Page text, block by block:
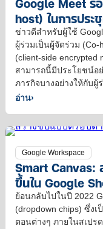
host) ในการประ
ข่าวดีสำหรับผู้ใช้
ผู้ร่วมเป็นผู้จัดร่วม
(client-side encrypted
สามารถนี้มีประโยชน์อ
ภารกิจบางอย่างให้กับผู้
อ่าน›
Google Workspace
Smart Canvas:
ขึ้นใน Google
ย้อนกลับไปในปี 2022
(dropdown chips) ซึ่ง
ตอนต่างๆ ภายในสเปร